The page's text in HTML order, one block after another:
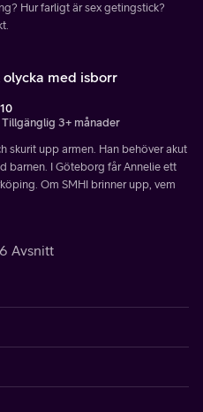
Hur farligt är sex getingstick?
med isborr
Tillgänglig 3+ månader
skurit upp armen. Han behöver akut
barnen. I Göteborg får Annelie ett
Om SMHI brinner upp, vem
Avsnitt